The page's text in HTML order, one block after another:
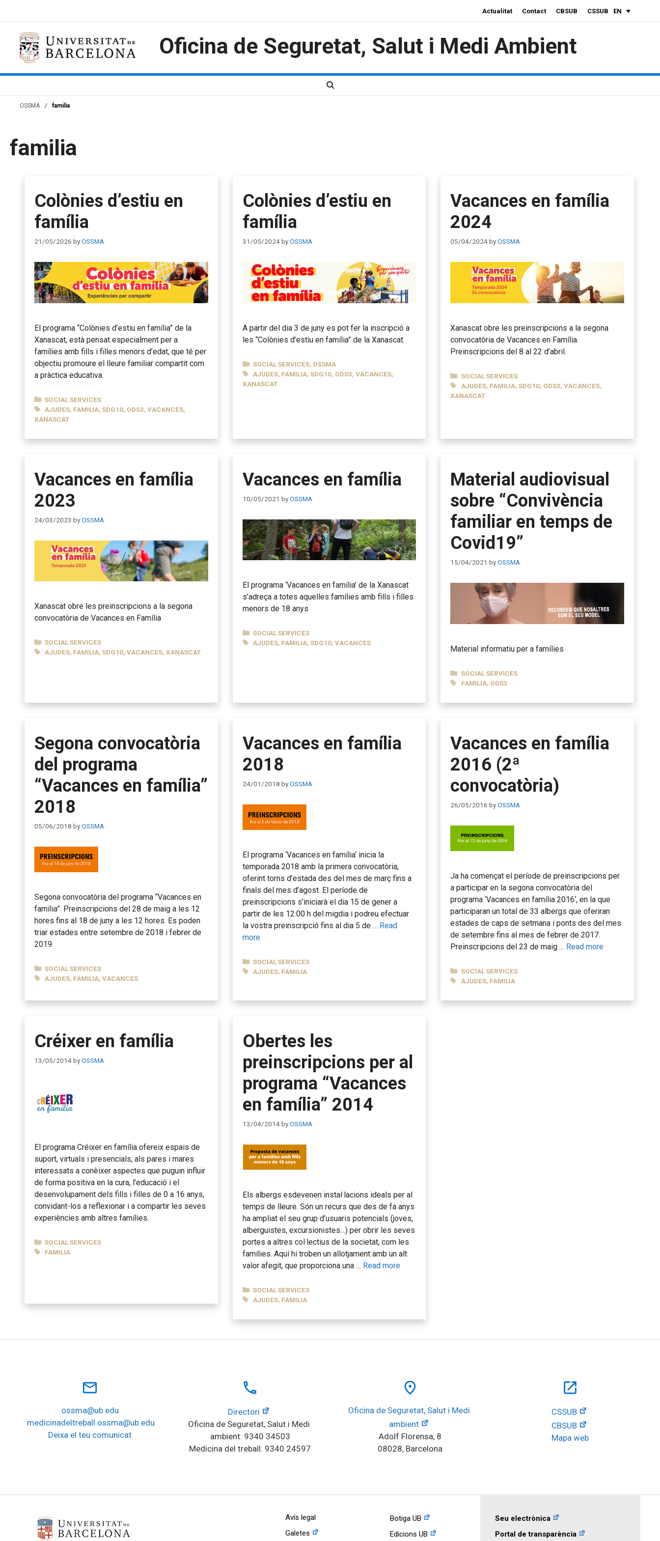
EN
Actualitat Contact CBSUB CSSUB
Oficina de Seguretat, Salut i Medi Ambient
OSSMA / familia
familia
Colònies d’estiu en
família
21/05/2026 byOSSMA
El programa “Colònies d’estiu en família” de la
Xanascat, està pensat especialment per a
famílies amb fills i filles menors d’edat, que té per
objectiu promoure el lleure familiar compartit com
a pràctica educativa.
CATEGORIES
SOCIAL SERVICES
TAGS
AJUDES, FAMILIA,SDG10, ODS3,VACANCES,
XANASCAT
Colònies d’estiu en
família
31/05/2024 byOSSMA
A partir del dia 3 de juny es pot fer la inscripció a
les “Colònies d’estiu en família” de la Xanascat.
CATEGORIES
SOCIAL SERVICES, OSSMA
TAGS
AJUDES, FAMILIA, SDG10, ODS3, VACANCES,
XANASCAT
Vacances en família
2024
05/04/2024 byOSSMA
Xanascat obre les preinscripcions a la segona
convocatòria de Vacances en Família.
Preinscripcions del 8 al 22 d’abril.
CATEGORIES
SOCIAL SERVICES
TAGS
AJUDES, FAMILIA, SDG10, ODS3, VACANCES,
XANASCAT
Vacances en família
2023
24/03/2023 byOSSMA
Xanascat obre les preinscripcions a la segona
convocatòria de Vacances en Família
CATEGORIES
SOCIAL SERVICES
TAGS
AJUDES, FAMILIA,SDG10,VACANCES,XANASCAT
Vacances en família
10/05/2021 byOSSMA
El programa ‘Vacances en família’ de la Xanascat
s’adreça a totes aquelles famílies amb fills i filles
menors de 18 anys
CATEGORIES
SOCIAL SERVICES
TAGS
AJUDES, FAMILIA, SDG10, VACANCES
Material audiovisual
sobre “Convivència
familiar en temps de
Covid19”
15/04/2021 byOSSMA
Material informatiu per a famílies
CATEGORIES
SOCIAL SERVICES
TAGS
FAMILIA, ODS3
Segona convocatòria
del programa
“Vacances en família”
2018
05/06/2018 byOSSMA
Segona convocatòria del programa “Vacances en
família”. Preinscripcions del 28 de maig a les 12
hores fins al 18 de juny a les 12 hores. Es poden
triar estades entre setembre de 2018 i febrer de
2019.
CATEGORIES
SOCIAL SERVICES
TAGS
AJUDES, FAMILIA,VACANCES
Vacances en família
2018
24/01/2018 byOSSMA
El programa ‘Vacances en família‘ inicia la
temporada 2018 amb la primera convocatòria,
oferint torns d’estada des del mes de març fins a
finals del mes d’agost. El període de
preinscripcions s’iniciarà el dia 15 de gener a
partir de les 12:00 h del migdia i podreu efectuar
la vostra preinscripció fins al dia 5 de … Read
more
CATEGORIES
SOCIAL SERVICES
TAGS
AJUDES, FAMILIA
Vacances en família
2016 (2ª
convocatòria)
26/05/2016 byOSSMA
Ja ha començat el període de preinscripcions per
a participar en la segona convocatòria del
programa ‘Vacances en família 2016‘, en la que
participaran un total de 33 albergs que oferiran
estades de caps de setmana i ponts des del mes
de setembre fins al mes de febrer de 2017.
Preinscripcions del 23 de maig … Read more
CATEGORIES
SOCIAL SERVICES
TAGS
AJUDES, FAMILIA
Créixer en família
13/05/2014byOSSMA
El programa Créixer en família ofereix espais de
suport, virtuals i presencials, als pares i mares
interessats a conèixer aspectes que puguin influir
de forma positiva en la cura, l’educació i el
desenvolupament dels fills i filles de 0 a 16 anys,
convidant-los a reflexionar i a compartir les seves
experiències amb altres famílies.
CATEGORIES
SOCIAL SERVICES
TAGS
FAMILIA
Obertes les
preinscripcions per al
programa “Vacances
en família” 2014
13/04/2014 byOSSMA
Els albergs esdevenen instal·lacions ideals per al
temps de lleure. Són un recurs que des de fa anys
ha ampliat el seu grup d’usuaris potencials (joves,
alberguistes, excursionistes…) per obrir les seves
portes a altres col·lectius de la societat, com les
famílies. Aquí hi troben un allotjament amb un alt
valor afegit, que proporciona una … Read more
CATEGORIES
SOCIAL SERVICES
TAGS
AJUDES, FAMILIA
mail_outline
ossma@ub.edu
medicinadeltreball.ossma@ub.edu
Deixa el teu comunicat
local_phone
Directori
Oficina de Seguretat, Salut i Medi
ambient: 9340 34503
Medicina del treball: 9340 24597
place
Oficina de Seguretat, Salut i Medi
ambient
Adolf Florensa, 8
08028, Barcelona
open_in_new
CSSUB
CBSUB
Mapa web
Avís legal
Galetes
Botiga UB
Edicions UB
Seu electrònica
Portal de transparència